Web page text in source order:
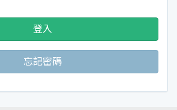
登入
忘記密碼